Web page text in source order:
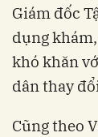
Giám đốc
dụng
khó khăn
dân thay
Cũng theo